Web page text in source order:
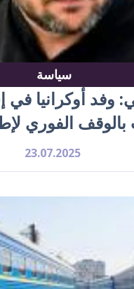
سياسة
وفد أوكرانيا
الفوري
23.07.2025